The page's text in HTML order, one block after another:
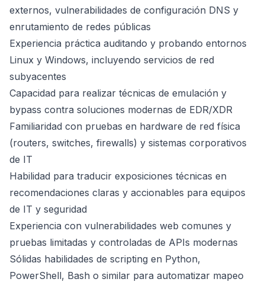
externos, vulnerabilidades de configuración DNS y
enrutamiento de redes públicas
Experiencia práctica auditando y probando entornos
Linux y Windows, incluyendo servicios de red
subyacentes
Capacidad para realizar técnicas de emulación y
bypass contra soluciones modernas de EDR/XDR
Familiaridad con pruebas en hardware de red física
(routers, switches, firewalls) y sistemas corporativos
de IT
Habilidad para traducir exposiciones técnicas en
recomendaciones claras y accionables para equipos
de IT y seguridad
Experiencia con vulnerabilidades web comunes y
pruebas limitadas y controladas de APIs modernas
Sólidas habilidades de scripting en Python,
PowerShell, Bash o similar para automatizar mapeo